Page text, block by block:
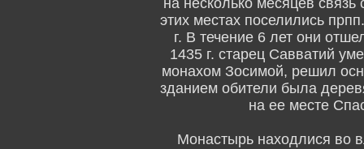
на несколько месяцев
этих местах поселились
г. В течение 6 лет они
1435 г. старец Савватий
монахом Зосимой, решил
зданием обители была
на ее месте
Монастырь находлися во